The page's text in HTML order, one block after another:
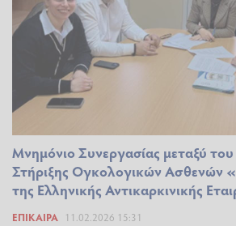
Μνημόνιο Συνεργασίας μεταξύ
Στήριξης Ογκολογικών Ασθενών
της Ελληνικής Αντικαρκινικής
ΕΠΊΚΑΙΡΑ 11.02.2026 15:31